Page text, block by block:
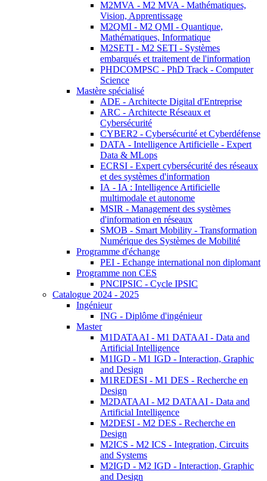
M2MVA - M2 MVA - Mathématiques,
Vision, Apprentissage
M2QMI - M2 QMI - Quantique,
Mathématiques, Informatique
M2SETI - M2 SETI - Systèmes
embarqués et traitement de l'information
PHDCOMPSC - PhD Track - Computer
Science
Mastère spécialisé
ADE - Architecte Digital d'Entreprise
ARC - Architecte Réseaux et
Cybersécurité
CYBER2 - Cybersécurité et Cyberdéfense
DATA - Intelligence Artificielle - Expert
Data & MLops
ECRSI - Expert cybersécurité des réseaux
et des systèmes d'information
IA - IA : Intelligence Artificielle
multimodale et autonome
MSIR - Management des systèmes
d'information en réseaux
SMOB - Smart Mobility - Transformation
Numérique des Systèmes de Mobilité
Programme d'échange
PEI - Echange international non diplomant
Programme non CES
PNCIPSIC - Cycle IPSIC
Catalogue 2024 - 2025
Ingénieur
ING - Diplôme d'ingénieur
Master
M1DATAAI - M1 DATAAI - Data and
Artificial Intelligence
M1IGD - M1 IGD - Interaction, Graphic
and Design
M1REDESI - M1 DES - Recherche en
Design
M2DATAAI - M2 DATAAI - Data and
Artificial Intelligence
M2DESI - M2 DES - Recherche en
Design
M2ICS - M2 ICS - Integration, Circuits
and Systems
M2IGD - M2 IGD - Interaction, Graphic
and Design